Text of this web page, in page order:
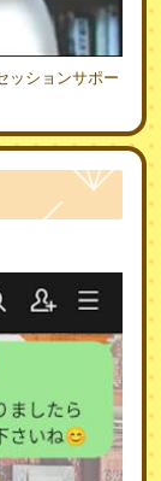
ッションサポー